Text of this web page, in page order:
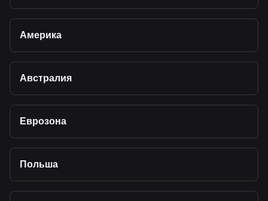
Америка
Австралия
Еврозона
Польша